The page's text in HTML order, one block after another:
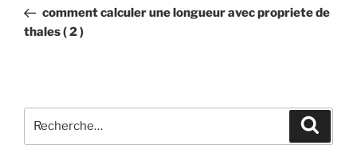
l’article
précédent
comment calculer une longueur avec propriete de
thales ( 2 )
pour